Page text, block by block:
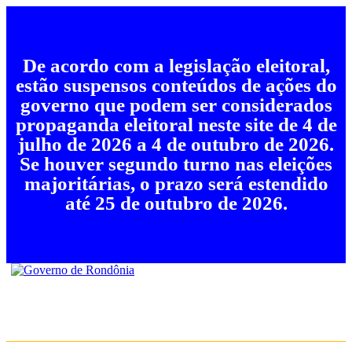
De acordo com a legislação eleitoral,
estão suspensos conteúdos de ações do
governo que podem ser considerados
propaganda eleitoral neste site de 4 de
julho de 2026 a 4 de outubro de 2026.
Se houver segundo turno nas eleições
majoritárias, o prazo será estendido
até 25 de outubro de 2026.